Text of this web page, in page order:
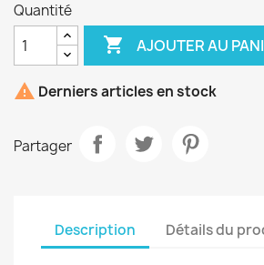
Quantité
 AJOUTER AU
 Derniers articles en stock
Partager
Description Détails du